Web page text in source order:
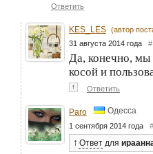
Ответить
KES_LES (автор
31 августа 2014 года #
Да, конечно, мы
косой и
↑ Ответить
Paro Одесса
1 сентября 2014 года #
↑ Ответ для